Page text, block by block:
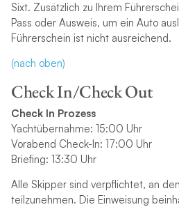
Sixt. Zusätzlich zu Ihrem
Pass oder Ausweis, um ein Auto
Führerschein ist nicht ausreichend.
(nach oben)
Check In/Check Out
Check In Prozess
Yachtübernahme: 15:00 Uhr
Vorabend Check-In: 17:00 Uhr
Briefing: 13:30 Uhr
Alle Skipper sind verpflichtet, an
teilzunehmen. Die Einweisung